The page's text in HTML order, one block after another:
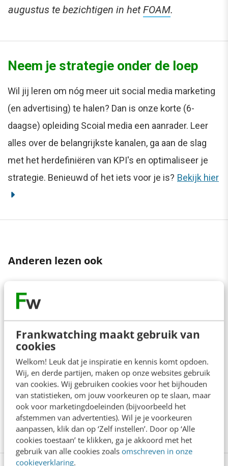
Frankwatching maakt gebruik van
cookies
Welkom! Leuk dat je inspiratie en kennis komt opdoen.
Wij, en derde partijen, maken op onze websites gebruik
van cookies. Wij gebruiken cookies voor het bijhouden
van statistieken, om jouw voorkeuren op te slaan, maar
ook voor marketingdoeleinden (bijvoorbeeld het
afstemmen van advertenties). Wil je je voorkeuren
aanpassen, klik dan op ‘Zelf instellen’. Door op ‘Alle
cookies toestaan’ te klikken, ga je akkoord met het
gebruik van alle cookies zoals omschreven in onze
cookieverklaring.
augustus te bezichtigen in hetFOAM.
Neem je strategie onder de loep
Wil jij leren om nóg meer uit social media marketing
(en advertising) te halen? Dan is onze korte (6-
daagse) opleiding Scoial media een aanrader. Leer
alles over de belangrijkste kanalen, ga aan de slag
met het herdefiniëren van KPI's en optimaliseer je
strategie. Benieuwd of het iets voor je is? Bekijk hier
Anderen lezen ook
Je merk opleveren? Waarom een PDF niet
meer genoeg is
5 min
Danny Verroen
Geef structuur aan je content met een
contentbibliotheek [5 stappen]
4 min Inès Maus